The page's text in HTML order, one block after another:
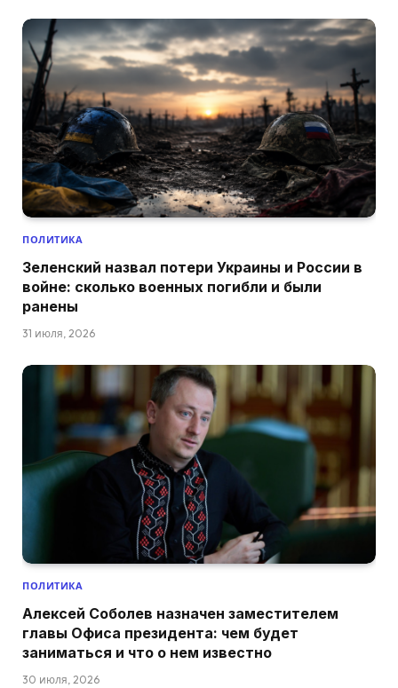
ПОЛИТИКА
Зеленский назвал потери Украины и России в
войне: сколько военных погибли и были
ранены
31 июля, 2026
ПОЛИТИКА
Алексей Соболев назначен заместителем
главы Офиса президента: чем будет
заниматься и что о нем известно
30 июля, 2026